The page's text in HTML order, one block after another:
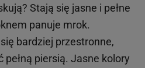
Stają się jasne i pełne
panuje mrok.
bardziej przestronne,
piersią. Jasne kolory